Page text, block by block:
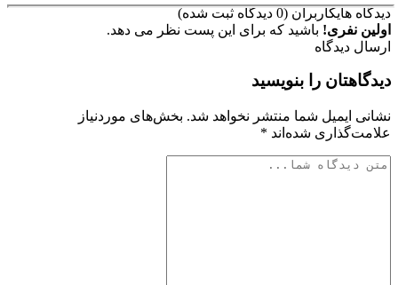
دیدگاه هایکاربران (0 دیدگاه ثبت شده)
اولین نفری! باشید که برای این پست نظر می دهد.
ارسال دیدگاه
دیدگاهتان را بنویسید
نشانی ایمیل شما منتشر نخواهد شد. بخش‌های موردنیاز
علامت‌گذاری شده‌اند *